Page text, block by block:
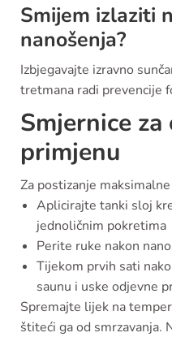
Smijem izlaziti
nanošenja?
Izbjegavajte izravno
tretmana radi prevencije
Smjernice
primjenu
Za postizanje
Aplicirajte tanki sloj
jednoličnim pokretima
Perite ruke nakon
Tijekom prvih sati
saunu i uske odjevne
Spremajte lijek na
štiteći ga od smrzavanja.